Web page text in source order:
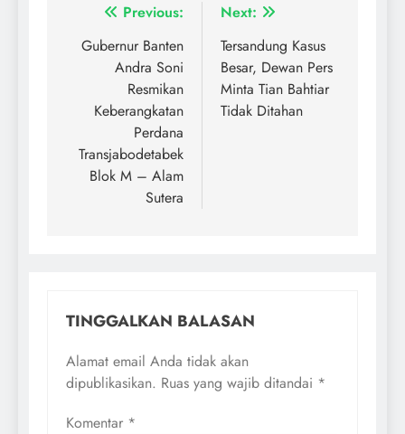
Previous:
Gubernur Banten
Andra Soni
Resmikan
Keberangkatan
Perdana
Transjabodetabek
Blok M – Alam
Sutera
Next:
Tersandung Kasus
Besar, Dewan Pers
Minta Tian Bahtiar
Tidak Ditahan
TINGGALKAN BALASAN
Alamat email Anda tidak akan
dipublikasikan. Ruas yang wajib ditandai *
Komentar *